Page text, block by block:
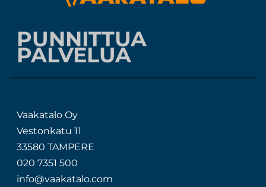
PUNNITTUA
PALVELUA
Vaakatalo Oy
Vestonkatu 11
33580 TAMPERE
020 7351 500
info@vaakatalo.com